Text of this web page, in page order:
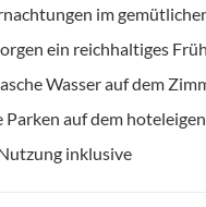
im
ein reichhaltiges
Wasser auf dem
Parken auf dem
inklusive